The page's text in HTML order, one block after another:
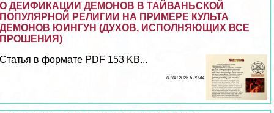
О ДЕИФИКАЦИИ ДЕМОНОВ В ТАЙВАНЬСКОЙ
ПОПУЛЯРНОЙ РЕЛИГИИ НА ПРИМЕРЕ КУЛЬТА
ДЕМОНОВ ЮИНГУН (ДУХОВ, ИСПОЛНЯЮЩИХ ВСЕ
ПРОШЕНИЯ)
Статья в формате PDF 153 KB...
03 08 2026 6:20:44